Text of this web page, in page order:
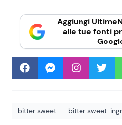
Aggiungi
alle tue fonti
bitter sweet bitter sweet-